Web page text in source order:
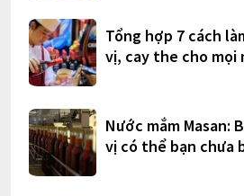
Tổng hợp 7 cách
vị, cay the cho mọi
Nước mắm Masan:
vị có thể bạn chưa